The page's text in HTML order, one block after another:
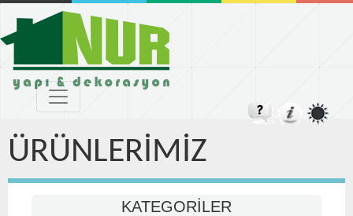
ÜRÜNLERİMİZ
KATEGORİLER